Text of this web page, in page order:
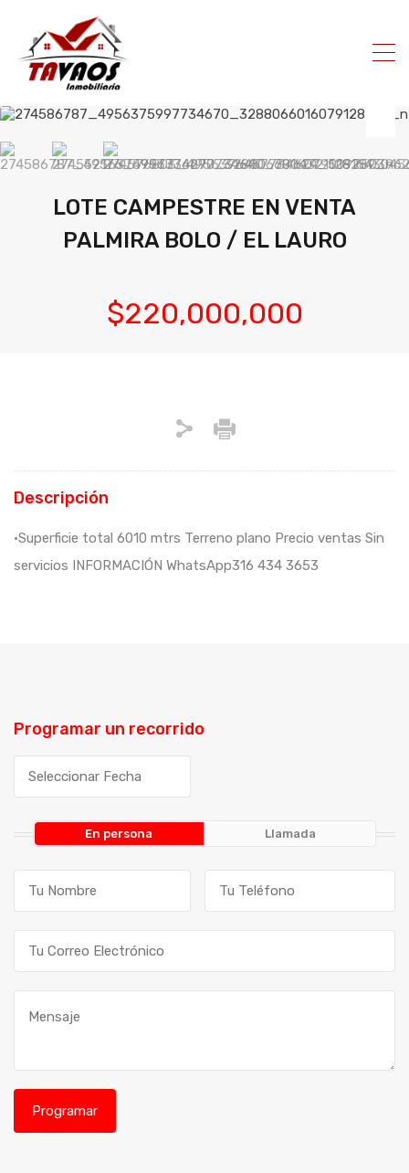
LOTE CAMPESTRE EN VENTA
PALMIRA BOLO / EL LAURO
$220,000,000
Descripción
•Superficie total 6010 mtrs Terreno plano Precio ventas Sin
servicios INFORMACIÓN WhatsApp316 434 3653
Programar un recorrido
En persona Llamada